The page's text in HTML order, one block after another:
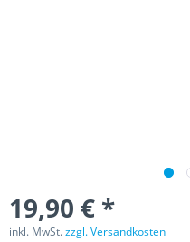
19,90 € *
inkl. MwSt.zzgl. Versandkosten